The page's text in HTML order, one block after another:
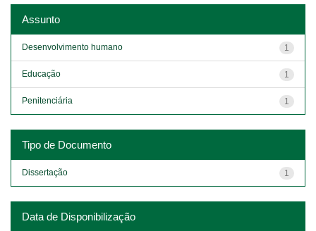
Assunto
1
Desenvolvimento humano
1
Educação
1
Penitenciária
Tipo de Documento
1
Dissertação
Data de Disponibilização